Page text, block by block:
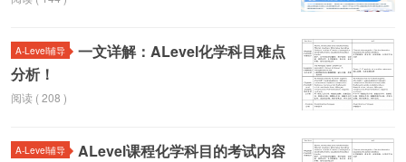
A-Level辅导
一文详解：ALevel化学科目难点
分析！
阅读 ( 208 )
A-Level辅导
ALevel课程化学科目的考试内容